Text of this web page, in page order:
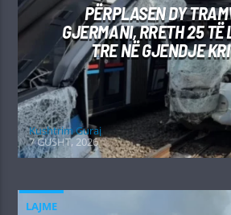
PËRPLASEN DY
GJERMANI, RRETH 25 TË
TRE NË GJENDJE
Kushtrim Guraj
7 GUSHT, 2026
LAJME